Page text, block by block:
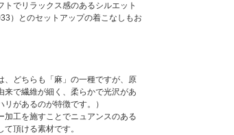
でリラックス感のあるシルエット
）とのセットアップの着こなしもお
、どちらも「麻」の一種ですが、原
で繊維が細く、柔らかで光沢があ
があるのが特徴です。）
工を施すことでニュアンスのある
頂ける素材です。